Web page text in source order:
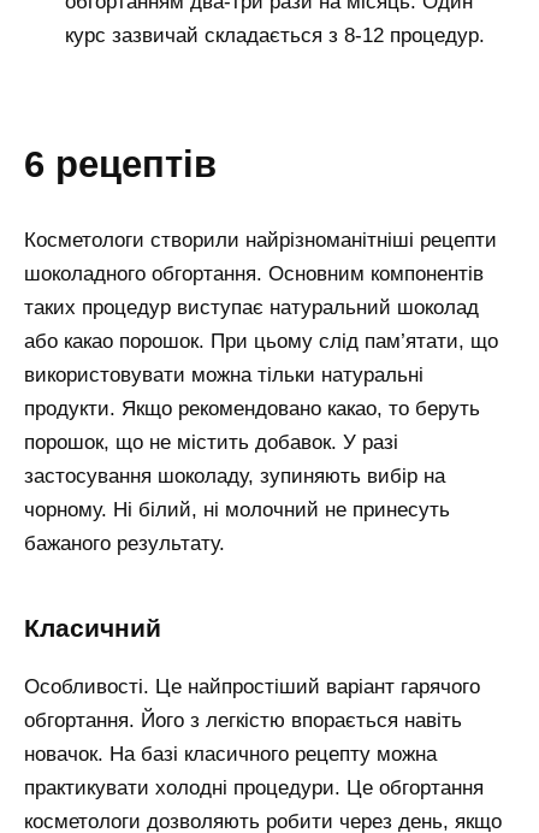
курс зазвичай складається з 8-12 процедур.
6 рецептів
Косметологи створили найрізноманітніші рецепти
шоколадного обгортання. Основним компонентів
таких процедур виступає натуральний шоколад
або какао порошок. При цьому слід пам’ятати, що
використовувати можна тільки натуральні
продукти. Якщо рекомендовано какао, то беруть
порошок, що не містить добавок. У разі
застосування шоколаду, зупиняють вибір на
чорному. Ні білий, ні молочний не принесуть
бажаного результату.
класичний
Особливості. Це найпростіший варіант гарячого
обгортання. Його з легкістю впорається навіть
новачок. На базі класичного рецепту можна
практикувати холодні процедури. Це обгортання
косметологи дозволяють робити через день, якщо